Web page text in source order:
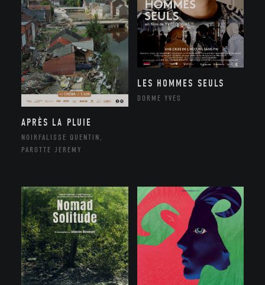
APRÈS LA PLUIE
NOIRFALISSE QUENTIN,
PAROTTE JEREMY
LES HOMMES SEULS
DORME YVES